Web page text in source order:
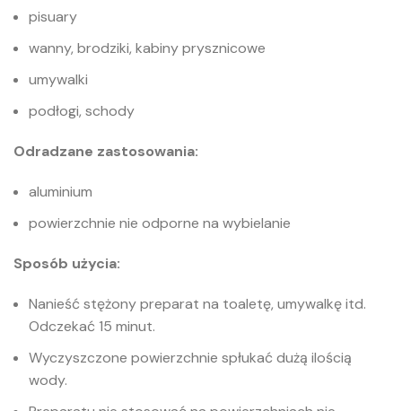
pisuary
wanny, brodziki, kabiny prysznicowe
umywalki
podłogi, schody
Odradzane zastosowania:
aluminium
powierzchnie nie odporne na wybielanie
Sposób użycia:
Nanieść stężony preparat na toaletę, umywalkę itd.
Odczekać 15 minut.
Wyczyszczone powierzchnie spłukać dużą ilością
wody.